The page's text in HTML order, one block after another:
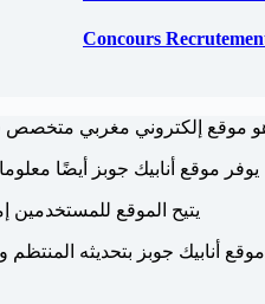
Concours
موقع إلكتروني مغربي متخصص
يوفر موقع أنابيك جوبز أيضًا
يتيح الموقع للمستخدمين
موقع أنابيك جوبز بتحديثه